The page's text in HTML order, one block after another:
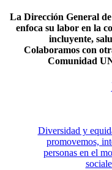
La Dirección General
enfoca su labor en la
incluyente,
Colaboramos con
Comunidad
Diversidad y
promovemos,
personas en el